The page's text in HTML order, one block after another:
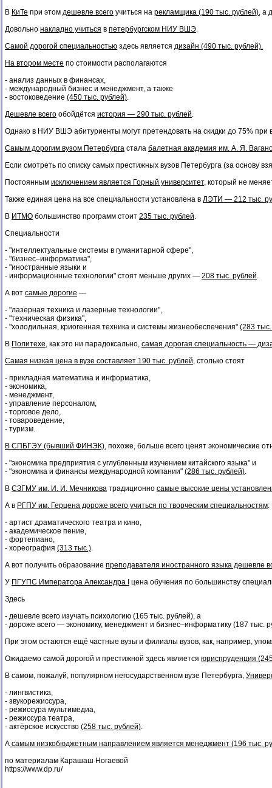
В КиТе при этом дешевле всего учиться на рекламщика (190 тыс. рублей), а
Довольно накладно учиться в петербургском НИУ ВШЭ.
Самой дорогой специальностью здесь является дизайн (490 тыс. рублей).
На втором месте по стоимости располагаются
- анализ данных в финансах,
- международный бизнес и менеджмент, а также
- востоковедение (450 тыс. рублей).
Дешевле всего обойдётся история — 290 тыс. рублей.
Однако в НИУ ВШЭ абитуриенты могут претендовать на скидки до 75% при
Самым дорогим вузом Петербурга стала балетная академия им. А. Я.
Если смотреть по списку самых престижных вузов Петербурга (за основу
Постоянным исключением является Горный университет, который не
Также единая цена на все специальности установлена в ЛЭТИ — 212 тыс.
В ИТМО большинство программ стоит 235 тыс. рублей.
Специальности
- "интеллектуальные системы в гуманитарной сфере",
- "бизнес–информатика",
- "иностранные языки и
- информационные технологии" стоят меньше других — 208 тыс. рублей.
А вот самые дорогие —
- "лазерная техника и лазерные технологии",
- "техническая физика",
- "холодильная, криогенная техника и системы жизнеобеспечения" (283
В Политехе, как это ни парадоксально, самая дорогая специальность —
Самая низкая цена в вузе составляет 190 тыс. рублей, столько стоят
- прикладная математика и информатика,
- экономика,
- менеджмент,
- управление персоналом,
- торговое дело,
- товароведение,
- туризм.
В СПБГЭУ (бывший ФИНЭК), похоже, больше всего ценят экономические
- "экономика предприятия с углубленным изучением китайского языка" и
- "экономика и финансы международной компании" (286 тыс. рублей).
В СЗГМУ им. И. И. Мечникова традиционно самые высокие цены
А в РГПУ им. Герцена дороже всего учиться по творческим специальностям:
- артист драматического театра и кино,
- академическое пение,
- фортепиано,
- хореография (313 тыс.).
А вот получить образование преподавателя иностранного языка дешевле
У ПГУПС Императора Александра I
цена обучения по большинству
Здесь
- дешевле всего изучать психологию (165 тыс. рублей), а
- дороже всего — экономику, менеджмент и бизнес–информатику (187 тыс.
При этом остаются ещё частные вузы и филиалы вузов, как, например,
Ожидаемо самой дорогой и престижной здесь является юриспруденция
В самом, пожалуй, популярном негосударственном вузе Петербурга,
- лингвистика,
- звукорежиссура,
- режиссура мультимедиа,
- режиссура театра,
- актёрское искусство (258 тыс. рублей).
А самым низкобюджетным направлением является менеджмент (196 тыс.
по материалам Карашаш Ногаевой
https://www.dp.ru/